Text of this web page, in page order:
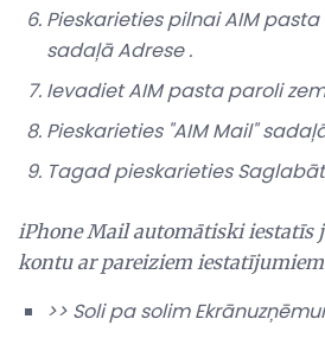
Pieskarieties pilnai AIM
sadaļāAdrese.
Ievadiet AIM pasta paroli
Pieskarieties "AIM Mail"
Tagad pieskarietiesSaglabāt
iPhone Mail automātiski iestatīs
kontu ar pareiziem
>> Soli pa solim